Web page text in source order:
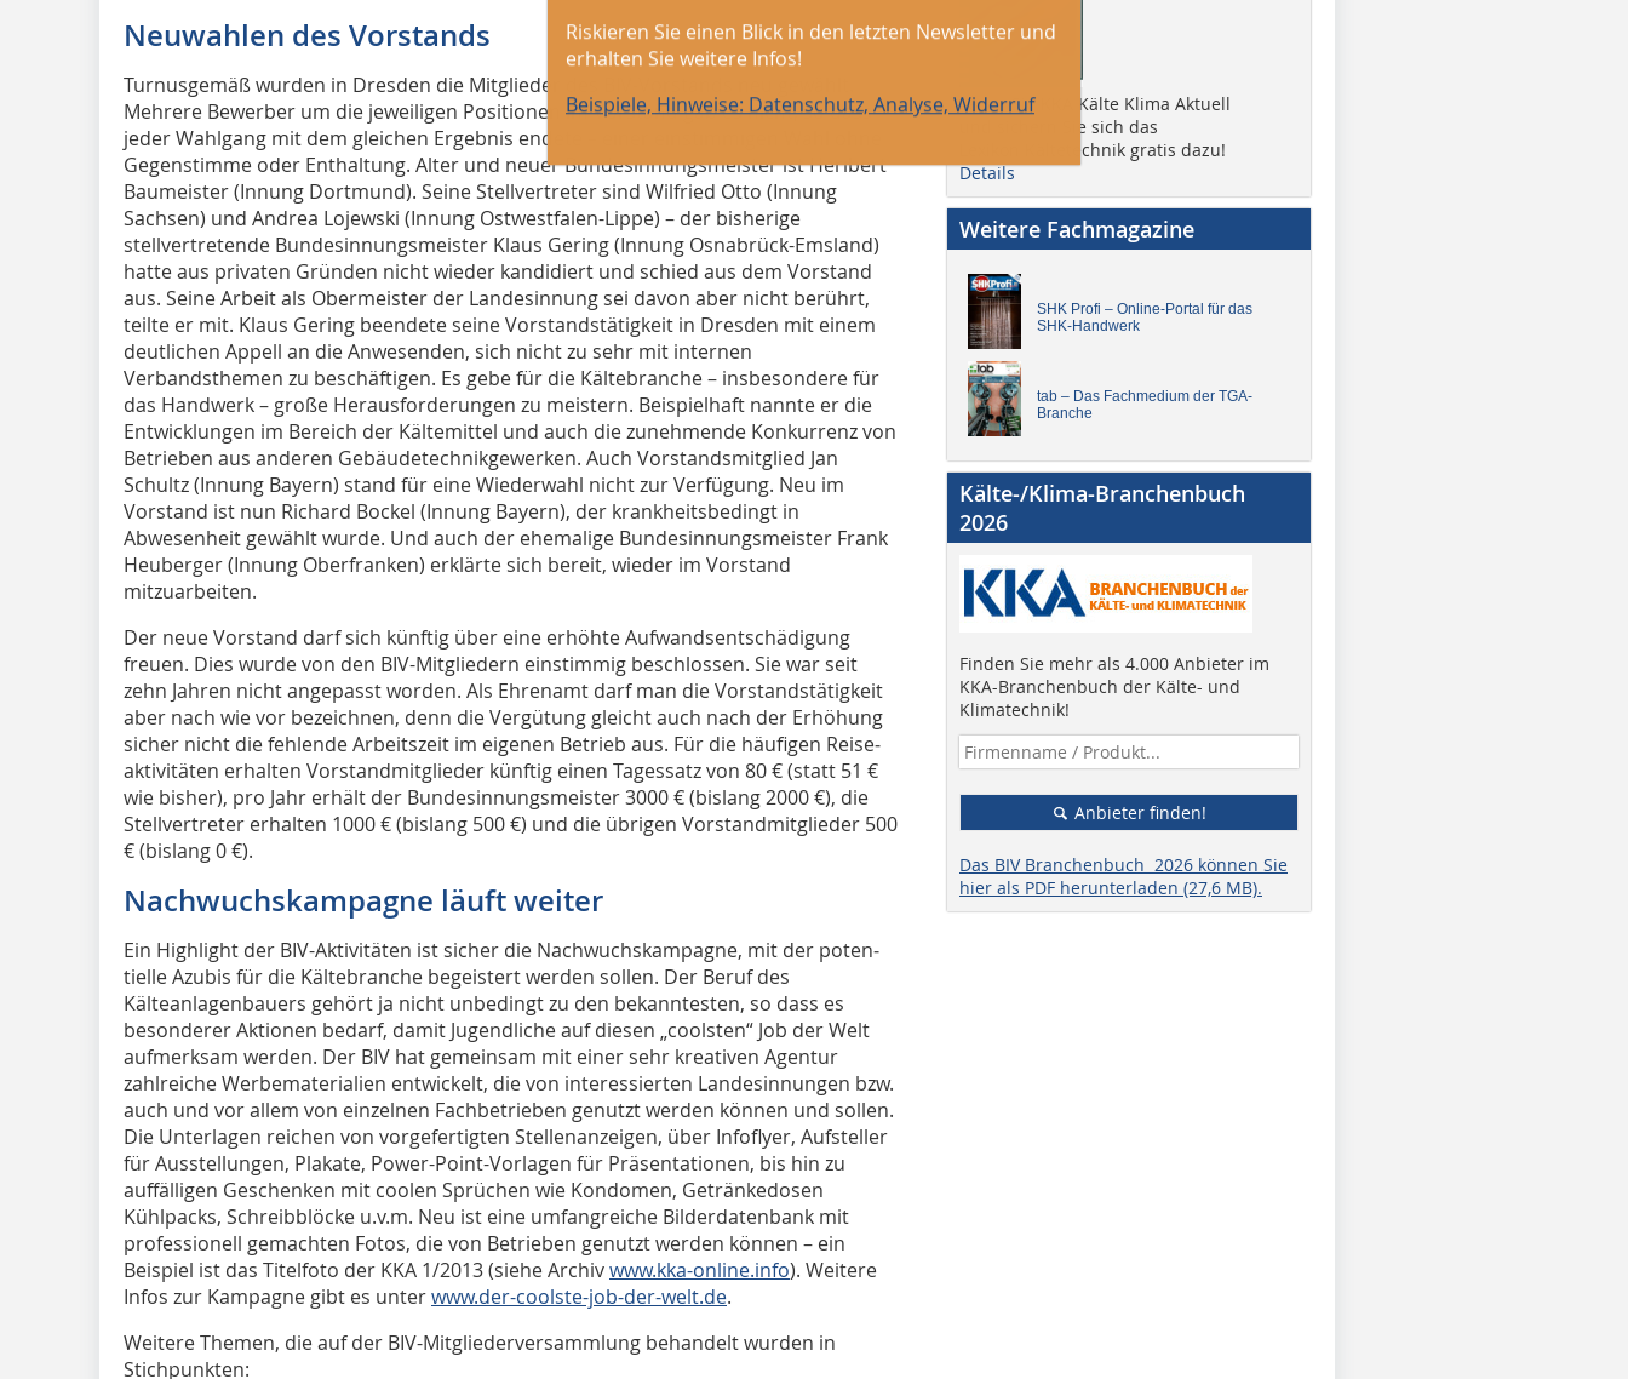
Neuwahlen des Vorstands
Turnusgemäß wurden in Dresden die Mitglieder des BIV-Vorstands neu gewählt.
Mehrere Bewerber um die jeweiligen Positionen im Vorstand gab es nicht, so dass
jeder Wahlgang mit dem gleichen Ergebnis endete – einer einstimmigen Wahl ohne
Gegenstimme oder Enthaltung. Alter und neuer Bundesinnungsmeister ist Heribert
Baumeister (Innung Dortmund). Seine Stellvertreter sind Wilfried Otto (Innung
Sachsen) und Andrea Lojewski (Innung Ostwestfalen-Lippe) – der bisherige
stellvertretende Bundesinnungsmeister Klaus Gering (Innung Osnabrück-Emsland)
hatte aus privaten Gründen nicht wieder kandidiert und schied aus dem Vorstand
aus. Seine Arbeit als Obermeister der Landesinnung sei davon aber nicht berührt,
teilte er mit. Klaus Gering beendete seine Vorstandstätigkeit in Dresden mit einem
deutlichen Appell an die Anwesenden, sich nicht zu sehr mit internen
Verbandsthemen zu beschäftigen. Es gebe für die Kältebranche – insbesondere für
das Handwerk – große Herausforderungen zu meistern. Beispielhaft nannte er die
Entwicklungen im Bereich der Kältemittel und auch die zunehmende Konkurrenz von
Betrieben aus anderen Gebäudetechnikgewerken. Auch Vorstandsmitglied Jan
Schultz (Innung Bayern) stand für eine Wiederwahl nicht zur Verfügung. Neu im
Vorstand ist nun Richard Bockel (Innung Bayern), der krankheitsbedingt in
Abwesenheit gewählt wurde. Und auch der ehemalige Bundesinnungsmeister Frank
Heuberger (Innung Oberfranken) erklärte sich bereit, wieder im Vorstand
mitzuarbeiten.
Der neue Vorstand darf sich künftig über eine erhöhte Aufwandsentschädigung
freuen. Dies wurde von den BIV-Mitgliedern einstimmig beschlossen. Sie war seit
zehn Jahren nicht angepasst worden. Als Ehrenamt darf man die Vorstandstätigkeit
aber nach wie vor bezeichnen, denn die Vergütung gleicht auch nach der Erhöhung
sicher nicht die fehlende Arbeitszeit im eigenen Betrieb aus. Für die häufigen Reise­
aktivitäten erhalten Vorstandmitglieder künftig einen Tagessatz von 80 € (statt 51 €
wie bisher), pro Jahr erhält der Bundesinnungsmeister 3000 € (bislang 2000 €), die
Stellvertreter erhalten 1000 € (bislang 500 €) und die übrigen Vorstandmitglieder 500
€ (bislang 0 €).
Nachwuchskampagne läuft weiter
Ein Highlight der BIV-Aktivitäten ist sicher die Nachwuchskampagne, mit der poten­
tielle Azubis für die Kältebranche begeistert werden sollen. Der Beruf des
Kälteanlagenbauers gehört ja nicht unbedingt zu den bekanntesten, so dass es
besonderer Ak­tio­nen bedarf, damit Jugendliche auf diesen „coolsten“ Job der Welt
aufmerksam werden. Der BIV hat gemeinsam mit einer sehr kreativen Agentur
zahlreiche Werbemate­rialien entwickelt, die von interessierten Landesinnungen bzw.
auch und vor allem von einzelnen Fachbetrieben genutzt werden können und sollen.
Die Unterlagen reichen von vorgefertigten Stellenanzeigen, über Infoflyer, Aufsteller
für Ausstellungen, Plakate, Power-Point-Vorlagen für Präsentationen, bis hin zu
auffälligen Geschenken mit coolen Sprüchen wie Kondomen, Getränkedosen
Kühlpacks, Schreibblöcke u.v.m. Neu ist eine umfangreiche Bilderdatenbank mit
professionell gemachten Fotos, die von Betrieben genutzt werden können – ein
Beispiel ist das Titelfoto der KKA 1/2013 (siehe Archivwww.kka-online.info). Weitere
Infos zur Kampagne gibt es unterwww.der-coolste-job-der-welt.de.
Weitere Themen, die auf der BIV-Mitgliederversammlung behandelt wurden in
Stichpunkten:
Riskieren Sie einen Blick in den letzten Newsletter und
erhalten Sie weitere Infos!
Beispiele, Hinweise: Datenschutz, Analyse, WiderrufLesen Sie KKA Kälte Klima Aktuell
und sichern Sie sich das
Lexikon Kältetechnik gratis dazu!
Details
Weitere Fachmagazine
SHK Profi – Online-Portal für das
SHK-Handwerk
tab – Das Fachmedium der TGA-
Branche
Kälte-/Klima-Branchenbuch
2026
Finden Sie mehr als 4.000 Anbieter im
KKA-Branchenbuch der Kälte- und
Klimatechnik!
Anbieter finden!
Das BIV Branchenbuch 2026 können Sie
hier als PDF herunterladen (27,6 MB).